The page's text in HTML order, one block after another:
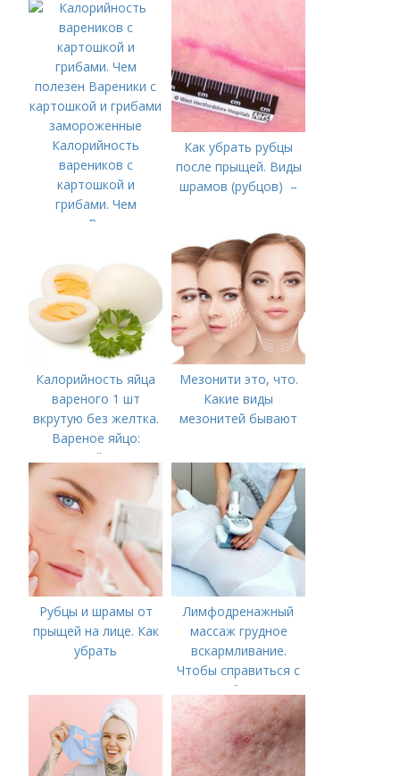
Калорийность
вареников с
картошкой и
грибами. Чем
полезен Вареники с
замороженные
Как убрать рубцы
после прыщей. Виды
шрамов (рубцов) –
Калорийность яйца
вареного 1 шт
вкрутую без желтка.
Вареное яйцо:
калорийность
Мезонити это, что.
Какие виды
мезонитей бывают
Рубцы и шрамы от
прыщей на лице. Как
убрать
Лимфодренажный
массаж грудное
вскармливание.
Чтобы справиться с
нагрубанием,
необходимо
предпринять
следующие действия: